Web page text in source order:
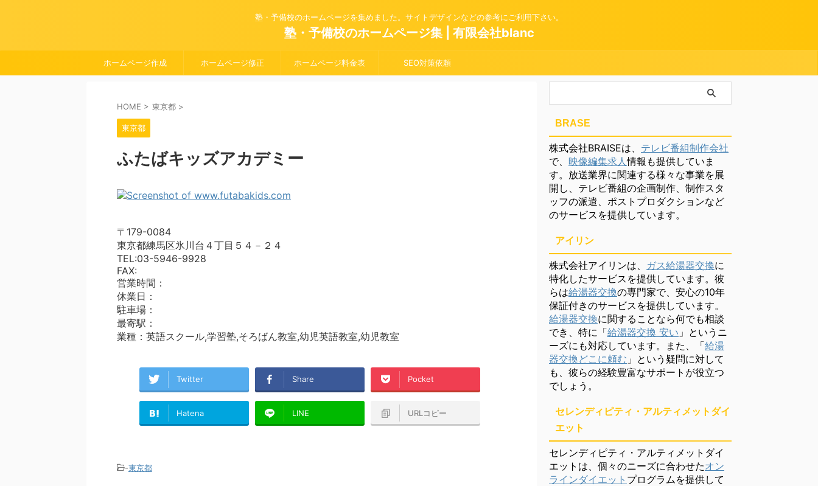
塾・予備校のホームページを集めました。サイトデザインなどの参考にご利用下さい。
塾・予備校のホームページ集 | 有限会社blanc
ホームページ作成 ホームページ修正 ホームページ料金表 SEO対策依頼
HOME > 東京都 >
東京都
ふたばキッズアカデミー
〒179-0084
東京都練馬区氷川台４丁目５４－２４
TEL:03-5946-9928
FAX:
営業時間：
休業日：
駐車場：
最寄駅：
業種：英語スクール,学習塾,そろばん教室,幼児英語教室,幼児教室
Twitter Share Pocket
Hatena LINE URLコピー
-東京都
BRASE
株式会社BRAISEは、 テレビ番組制作会社
で、 映像編集求人情報も提供していま
す。放送業界に関連する様々な事業を展
開し、テレビ番組の企画制作、制作スタ
ッフの派遣、ポストプロダクションなど
のサービスを提供しています。
アイリン
株式会社アイリンは、 ガス給湯器交換に
特化したサービスを提供しています。彼
らは給湯器交換の専門家で、安心の10年
保証付きのサービスを提供しています。
給湯器交換に関することなら何でも相談
でき、特に「給湯器交換 安い 」というニ
ーズにも対応しています。また、「給湯
器交換どこに頼む 」という疑問に対して
も、彼らの経験豊富なサポートが役立つ
でしょう。
セレンディピティ・アルティメットダイ
エット
セレンディピティ・アルティメットダイ
エットは、個々のニーズに合わせたオン
ラインダイエット プログラムを提供して